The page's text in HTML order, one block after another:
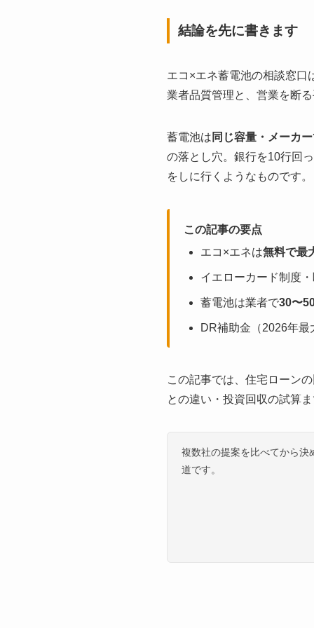
結論を先に書きます
エコ×エネ蓄電池の相談窓口
業者品質管理と、営業を断
蓄電池は 同じ容量・メーカ
の落とし穴。銀行を10行回
をしに行くようなものです。
この記事の要点
エコ×エネは無料で最
イエローカード制度
蓄電池は業者で30〜
DR補助金（2026年
この記事では、住宅ローン
との違い・投資回収の試算
複数社の提案を比べてから決
道です。